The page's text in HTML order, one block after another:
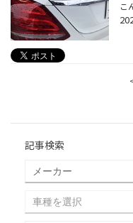
記事検索